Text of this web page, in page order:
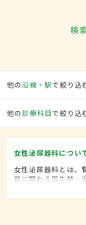
検
他の沿線・駅で絞り込
他の 診療科目で絞り込
女性泌尿器科につい
女性泌尿器科とは、
器に関わる尿失禁・
とされる疾患を専門